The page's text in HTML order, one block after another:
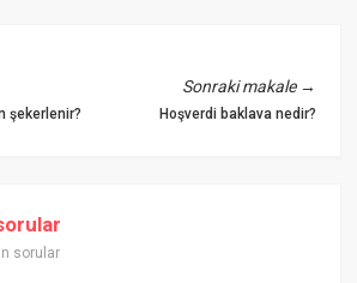
şekerlenir?
Sonraki makale→
Hoşverdi baklava nedir?
sorular